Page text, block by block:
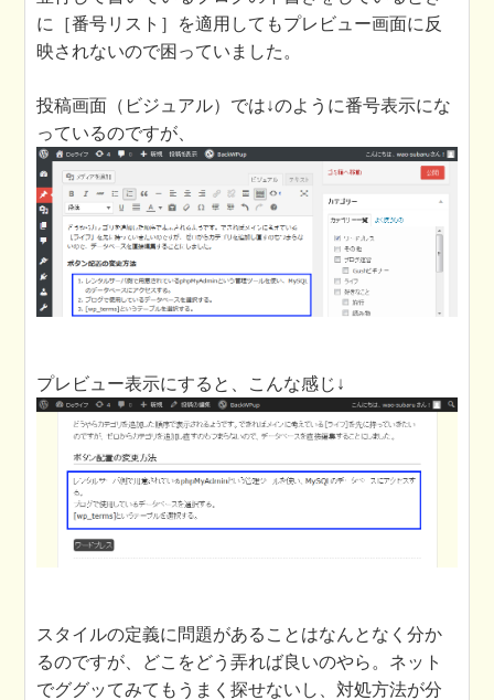
に［番号リスト］を適用してもプレビュー画面に反
映されないので困っていました。
投稿画面（ビジュアル）では↓のように番号表示にな
っているのですが、
プレビュー表示にすると、こんな感じ↓
スタイルの定義に問題があることはなんとなく分か
るのですが、どこをどう弄れば良いのやら。ネット
でググッてみてもうまく探せないし、対処方法が分